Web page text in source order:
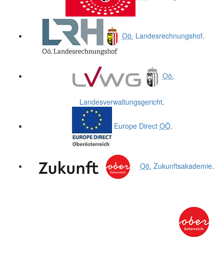
Oö. Landesrechnungshof.
Oö.
Landesverwaltungsgericht.
Europe Direct OÖ.
Oö. Zukunftsakademie.